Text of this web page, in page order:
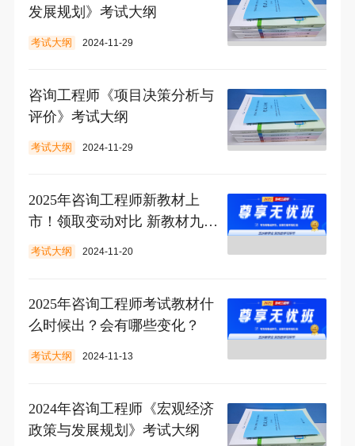
发展规划》考试大纲
考试大纲 2024-11-29
咨询工程师《项目决策分析与
评价》考试大纲
考试大纲 2024-11-29
2025年咨询工程师新教材上
市！领取变动对比 新教材九折
购！
考试大纲 2024-11-20
2025年咨询工程师考试教材什
么时候出？会有哪些变化？
考试大纲 2024-11-13
2024年咨询工程师《宏观经济
政策与发展规划》考试大纲